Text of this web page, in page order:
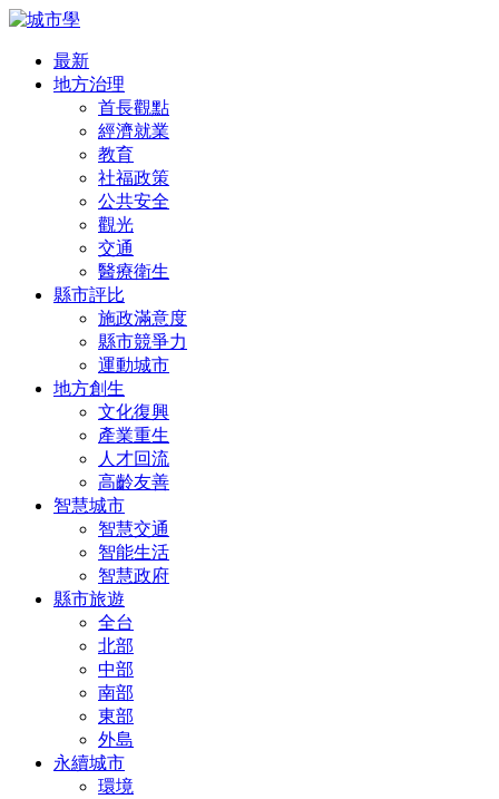
最新
地方治理
首長觀點
經濟就業
教育
社福政策
公共安全
觀光
交通
醫療衛生
縣市評比
施政滿意度
縣市競爭力
運動城市
地方創生
文化復興
產業重生
人才回流
高齡友善
智慧城市
智慧交通
智能生活
智慧政府
縣市旅遊
全台
北部
中部
南部
東部
外島
永續城市
環境